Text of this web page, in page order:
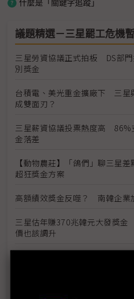
什麼是「關鍵字追蹤」
議題精選－三星罷工危機
三星勞資協議正式拍板 DS部
別獎金
台積電、美光重金擴廠下 三星
成雙面刃？
三星薪資協議投票熱度高 86%
金落差
【動物農莊】「鴿們」聊三星
超狂獎金方案
高額績效獎金反噬？ 南韓企業
三星估年賺370兆韓元大發獎
價也該調升